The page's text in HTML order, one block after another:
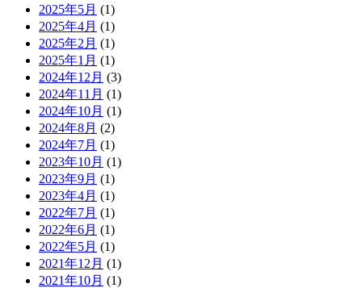
2025年5月 (1)
2025年4月 (1)
2025年2月 (1)
2025年1月 (1)
2024年12月 (3)
2024年11月 (1)
2024年10月 (1)
2024年8月 (2)
2024年7月 (1)
2023年10月 (1)
2023年9月 (1)
2023年4月 (1)
2022年7月 (1)
2022年6月 (1)
2022年5月 (1)
2021年12月 (1)
2021年10月 (1)